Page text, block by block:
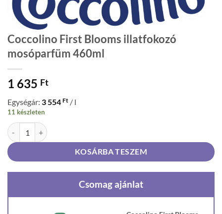
Coccolino First Blooms illatfokozó
mosóparfüm 460ml
1 635 Ft
Egységár: 3 554 Ft / l
11 készleten
Coccolino First Blooms illatfokozó mosóparfüm 460ml mennyiség
KOSÁRBA TESZEM
Csomag ajánlat